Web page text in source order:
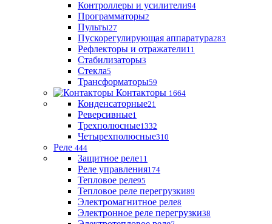
Контроллеры и усилители94
Программаторы2
Пульты27
Пускорегулирующая аппаратура283
Рефлекторы и отражатели11
Стабилизаторы3
Стекла5
Трансформаторы59
Контакторы 1664
Конденсаторные21
Реверсивные1
Трехполюсные1332
Четырехполюсные310
Реле 444
Защитное реле11
Реле управления174
Тепловое реле95
Тепловое реле перегрузки89
Электромагнитное реле8
Электронное реле перегрузки38